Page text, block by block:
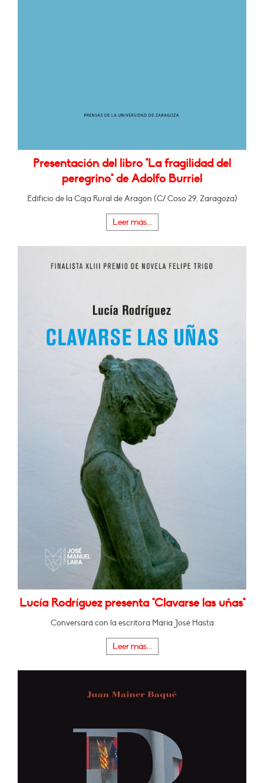
Presentación del libro "La fragilidad del
peregrino" de Adolfo Burriel
Edificio de la Caja Rural de Aragón (C/ Coso 29, Zaragoza)
Leer más...
Lucía Rodríguez presenta "Clavarse las uñas"
Conversará con la escritora María José Hasta
Leer más...